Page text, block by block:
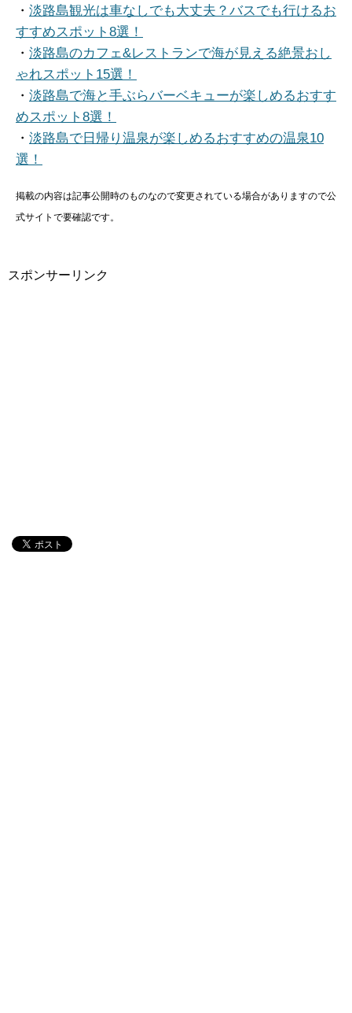
・ 淡路島観光は車なしでも大丈夫？バスでも行けるお
すすめスポット8選！
・ 淡路島のカフェ&レストランで海が見える絶景おし
ゃれスポット15選！
・ 淡路島で海と手ぶらバーベキューが楽しめるおすす
めスポット8選！
・ 淡路島で日帰り温泉が楽しめるおすすめの温泉10
選！
掲載の内容は記事公開時のものなので変更されている場合がありますので公
式サイトで要確認です。
スポンサーリンク